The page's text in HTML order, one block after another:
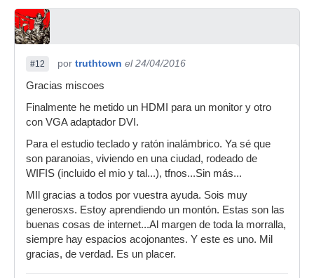
#12 por truthtown el 24/04/2016
Gracias miscoes
Finalmente he metido un HDMI para un monitor y otro
con VGA adaptador DVI.
Para el estudio teclado y ratón inalámbrico. Ya sé que
son paranoias, viviendo en una ciudad, rodeado de
WIFIS (incluido el mio y tal...), tfnos...Sin más...
MIl gracias a todos por vuestra ayuda. Sois muy
generosxs. Estoy aprendiendo un montón. Estas son las
buenas cosas de internet...Al margen de toda la morralla,
siempre hay espacios acojonantes. Y este es uno. Mil
gracias, de verdad. Es un placer.